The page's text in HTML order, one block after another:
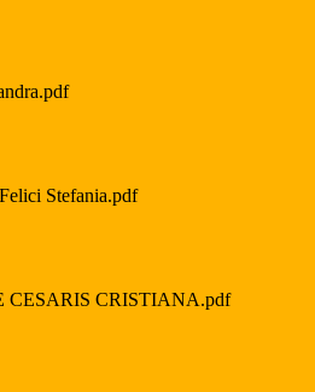
Stefania.pdf
CESARIS CRISTIANA.pdf